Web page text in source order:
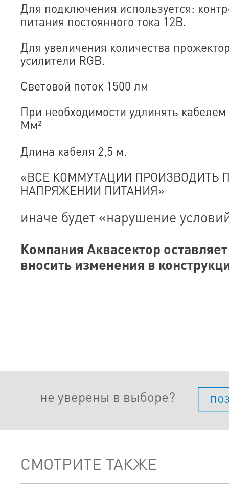
Для подключения используется:
питания постоянного тока 12В.
Для увеличения количества
усилители RGB.
Световой поток 1500 лм
При необходимости удлинять
Мм²
Длина кабеля 2,5 м.
«ВСЕ КОММУТАЦИИ ПРОИЗВОДИТЬ
НАПРЯЖЕНИИ ПИТАНИЯ»
иначе будет «нарушение
Компания Аквасектор
вносить изменения в
не уверены в выборе?
СМОТРИТЕ ТАКЖЕ